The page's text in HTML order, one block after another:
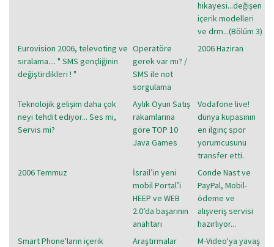
hikayesi...değişen
içerik modelleri
ve drm...(Bölüm 3)
Eurovision 2006, televoting ve
sıralama.... " SMS gençliğinin
değiştirdikleri ! "
Operatöre
gerek var mı? /
SMS ile not
sorgulama
2006 Haziran
Teknolojik gelişim daha çok
neyi tehdit ediyor... Ses mi,
Servis mi?
Aylık Oyun Satış
rakamlarına
göre TOP 10
Java Games
Vodafone live!
dünya kupasının
en ilginç spor
yorumcusunu
transfer etti.
2006 Temmuz
İsrail’in yeni
mobil Portal’i
HEEP ve WEB
2.0’da başarının
anahtarı
Conde Nast ve
PayPal, Mobil-
ödeme ve
alışveriş servisi
hazırlıyor...
Smart Phone'ların içerik
Araştırmalar
M-Video'ya yavaş